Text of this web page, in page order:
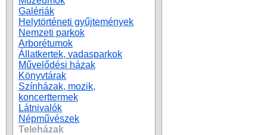
Galériák
Helytörténeti gyűjtemények
Nemzeti parkok
Arborétumok
Állatkertek, vadasparkok
Művelődési házak
Könyvtárak
Színházak, mozik,
koncerttermek
Látnivalók
Népművészek
Teleházak